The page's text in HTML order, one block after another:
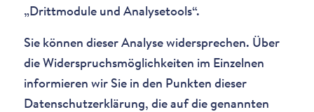
„Drittmodule und Analysetools“.
Sie können dieser Analyse widersprechen. Über
die Widerspruchsmöglichkeiten im Einzelnen
informieren wir Sie in den Punkten dieser
Datenschutzerklärung, die auf die genannten